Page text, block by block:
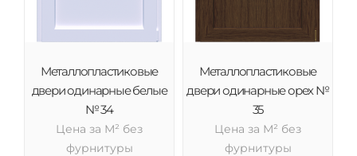
Металлопластиковые
двери одинарные белые
№ 34
Цена за М² без
фурнитуры
Металлопластиковые
двери одинарные орех №
35
Цена за М² без
фурнитуры